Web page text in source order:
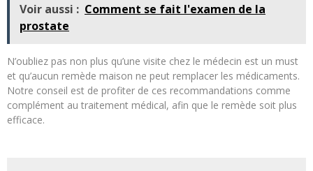
Voir aussi : Comment se fait l'examen de la
prostate
N’oubliez pas non plus qu’une visite chez le médecin est un must
et qu’aucun remède maison ne peut remplacer les médicaments.
Notre conseil est de profiter de ces recommandations comme
complément au traitement médical, afin que le remède soit plus
efficace.